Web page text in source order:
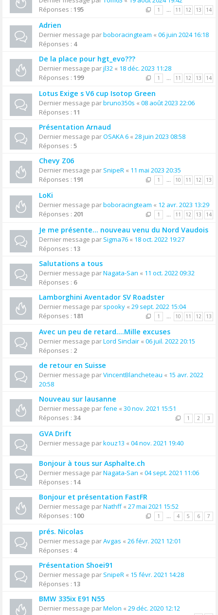
Réponses : 195 1 … 11 12 13 14
Adrien
Dernier message parboboracingteam « 06 juin 2024 16:18
Réponses : 4
De la place pour hgt_evo???
Dernier message parjl32 « 18 déc. 2023 11:28
Réponses : 199 1 … 11 12 13 14
Lotus Exige s V6 cup Isotop Green
Dernier message parbruno350s « 08 août 2023 22:06
Réponses : 11
Présentation Arnaud
Dernier message parOSAKA 6 « 28 juin 2023 08:58
Réponses : 5
Chevy Z06
Dernier message par SnipeR « 11 mai 2023 20:35
Réponses : 191 1 … 10 11 12 13
LoKi
Dernier message parboboracingteam « 12 avr. 2023 13:29
Réponses : 201 1 … 11 12 13 14
Je me présente... nouveau venu du Nord Vaudois
Dernier message par Sigma76 « 18 oct. 2022 19:27
Réponses : 13
Salutations a tous
Dernier message parNagata-San « 11 oct. 2022 09:32
Réponses : 6
Lamborghini Aventador SV Roadster
Dernier message par spooky « 29 sept. 2022 15:04
Réponses : 181 1 … 10 11 12 13
Avec un peu de retard....Mille excuses
Dernier message parLord Sinclair « 06 juil. 2022 20:15
Réponses : 2
de retour en Suisse
Dernier message parVincentBlancheteau « 15 avr. 2022
20:58
Nouveau sur lausanne
Dernier message parfene « 30 nov. 2021 15:51
Réponses : 34 1 2 3
GVA Drift
Dernier message parkouz13 « 04 nov. 2021 19:40
Bonjour à tous sur Asphalte.ch
Dernier message parNagata-San « 04 sept. 2021 11:06
Réponses : 14
Bonjour et présentation FastFR
Dernier message parNathff« 27 mai 2021 15:52
Réponses : 100 1 … 4 5 6 7
prés. Nicolas
Dernier message parAvgas « 26 févr. 2021 12:01
Réponses : 4
Présentation Shoei91
Dernier message par SnipeR « 15 févr. 2021 14:28
Réponses : 13
BMW 335ix E91 N55
Dernier message parMelon « 29 déc. 2020 12:12